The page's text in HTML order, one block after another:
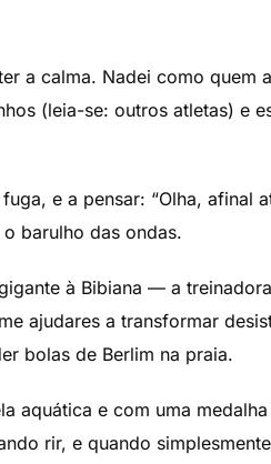
a calma. Nadei como quem
(leia-se: outros atletas) e
e a pensar: “Olha, afinal
barulho das ondas.
à Bibiana — a
ajudares a transformar
bolas de Berlim na praia.
aquática e com uma
rir, e quando